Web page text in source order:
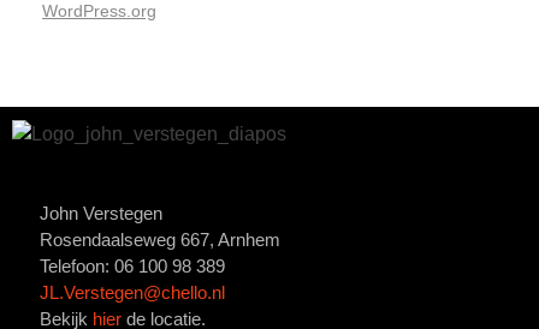
WordPress.org
John Verstegen
Rosendaalseweg 667, Arnhem
Telefoon: 06 100 98 389
JL.Verstegen@chello.nl
Bekijk hier de locatie.